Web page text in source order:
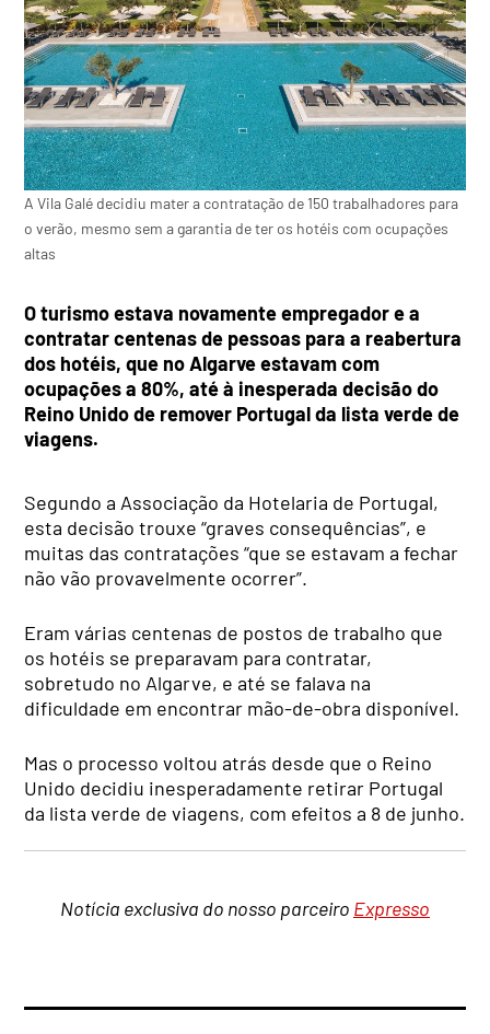
A Vila Galé decidiu mater a contratação de 150 trabalhadores para
o verão, mesmo sem a garantia de ter os hotéis com ocupações
altas
O turismo estava novamente empregador e a
contratar centenas de pessoas para a reabertura
dos hotéis, que no Algarve estavam com
ocupações a 80%, até à inesperada decisão do
Reino Unido de remover Portugal da lista verde de
viagens.
Segundo a Associação da Hotelaria de Portugal,
esta decisão trouxe “graves consequências”, e
muitas das contratações “que se estavam a fechar
não vão provavelmente ocorrer”.
Eram várias centenas de postos de trabalho que
os hotéis se preparavam para contratar,
sobretudo no Algarve, e até se falava na
dificuldade em encontrar mão-de-obra disponível.
Mas o processo voltou atrás desde que o Reino
Unido decidiu inesperadamente retirar Portugal
da lista verde de viagens, com efeitos a 8 de junho.
Notícia exclusiva do nosso parceiro Expresso